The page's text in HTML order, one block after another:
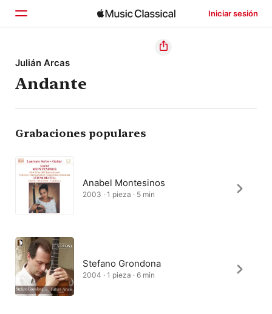
Iniciar sesión
Inicio
Explorar
Buscar
Julián Arcas
Andante
Grabaciones populares
Anabel Montesinos
2003 · 1 pieza · 5 min
Stefano Grondona
2004 · 1 pieza · 6 min